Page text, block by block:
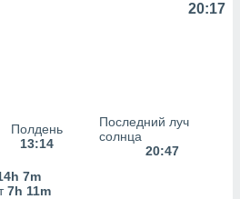
20:17
Полдень
13:14
Последний луч
солнца
20:47
7m
7h 11m